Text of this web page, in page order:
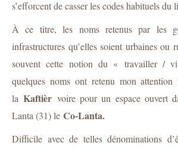
s’efforcent de casser les codes habituels du
À ce titre, les noms retenus par les
infrastructures qu’elles soient urbaines ou
souvent cette notion du « travailler /
quelques noms ont retenu mon
laKaftièr voire pour un espace ouvert
Lanta (31) le Co-Lanta.
Difficile avec de telles dénominations